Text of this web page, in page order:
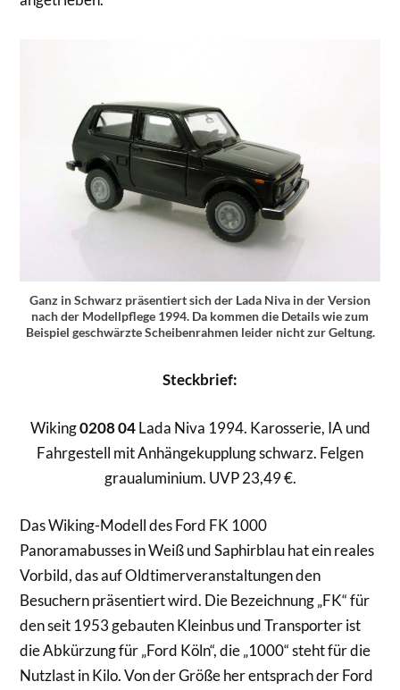
Ganz in Schwarz präsentiert sich der Lada Niva in der Version
nach der Modellpflege 1994. Da kommen die Details wie zum
Beispiel geschwärzte Scheibenrahmen leider nicht zur Geltung.
Steckbrief:
Wiking0208 04Lada Niva 1994. Karosserie, IA und
Fahrgestell mit Anhängekupplung schwarz. Felgen
graualuminium. UVP 23,49 €.
Das Wiking-Modell des Ford FK 1000
Panoramabusses in Weiß und Saphirblau hat ein reales
Vorbild, das auf Oldtimerveranstaltungen den
Besuchern präsentiert wird. Die Bezeichnung „FK“ für
den seit 1953 gebauten Kleinbus und Transporter ist
die Abkürzung für „Ford Köln“, die „1000“ steht für die
Nutzlast in Kilo. Von der Größe her entsprach der Ford